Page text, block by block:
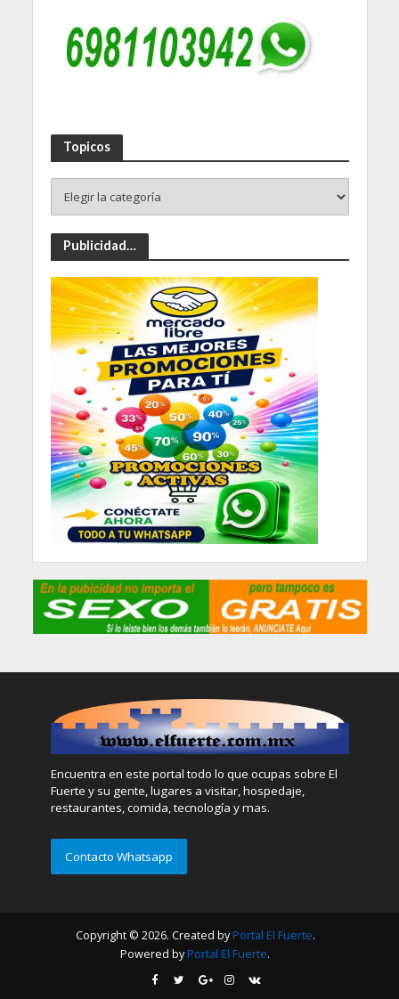
Topicos
Publicidad…
Encuentra en este portal todo lo que ocupas sobre El
Fuerte y su gente, lugares a visitar, hospedaje,
restaurantes, comida, tecnología y mas.
Contacto Whatsapp
Copyright © 2026. Created byPortal El Fuerte.
Powered byPortal El Fuerte.